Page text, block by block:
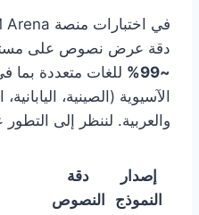
دقة عرض نصوص على
~99%
للغات متعددة بما
الآسيوية (الصينية،
والعربية. لننظر إلى التطور
إصدار
النموذج
دقة
النصوص